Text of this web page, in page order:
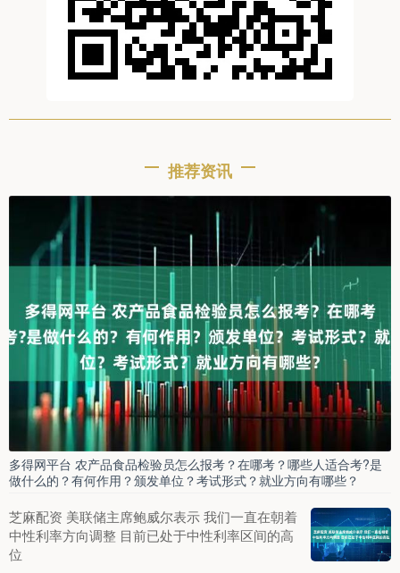
推荐资讯
多得网平台 农产品食品检验员怎么报考？在哪考？哪些人适合考?是
做什么的？有何作用？颁发单位？考试形式？就业方向有哪些？
芝麻配资 美联储主席鲍威尔表示 我们一直在朝着
中性利率方向调整 目前已处于中性利率区间的高
位